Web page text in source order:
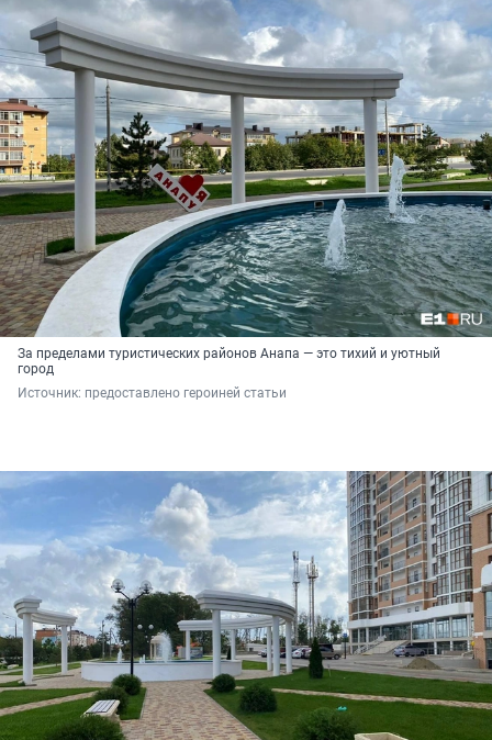
За пределами туристических районов Анапа — это тихий и уютный
город
Источник: предоставлено героиней статьи